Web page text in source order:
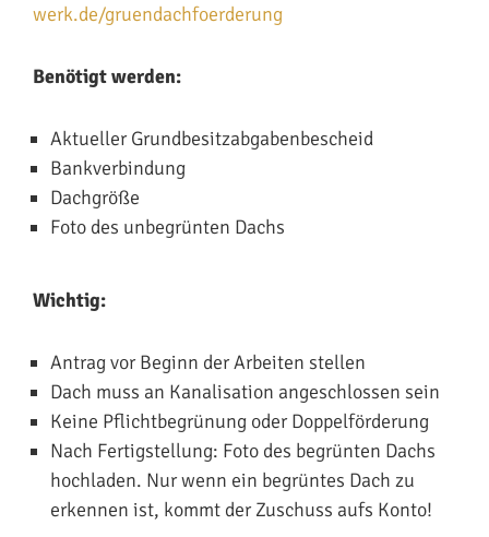
werk.de/gruendachfoerderung
Benötigt werden:
Aktueller Grundbesitzabgabenbescheid
Bankverbindung
Dachgröße
Foto des unbegrünten Dachs
Wichtig:
Antrag vor Beginn der Arbeiten stellen
Dach muss an Kanalisation angeschlossen sein
Keine Pflichtbegrünung oder Doppelförderung
Nach Fertigstellung: Foto des begrünten Dachs
hochladen. Nur wenn ein begrüntes Dach zu
erkennen ist, kommt der Zuschuss aufs Konto!